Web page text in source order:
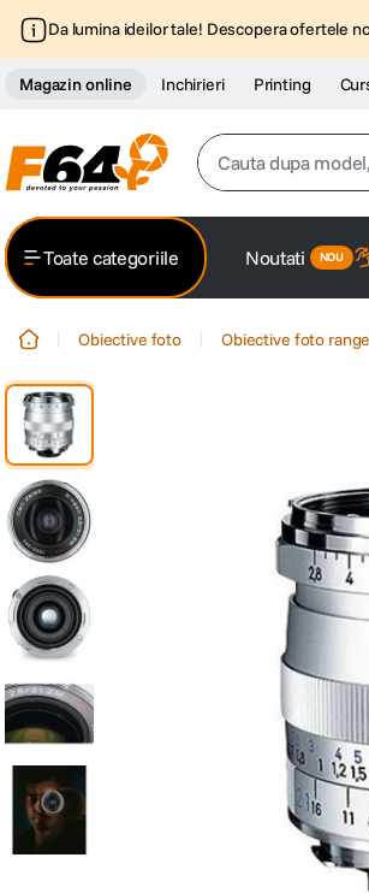
Da lumina ideilor tale! Descopera ofertele
Magazin online Inchirieri Printing
Cauta dupa model,
2. trepied
canon
lavaliera
card
dji mic
dji osmo
insta 360
Toate categoriile Noutati
Obiective foto Obiective foto